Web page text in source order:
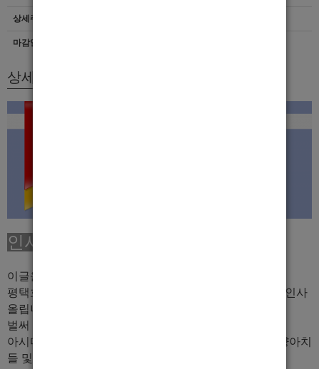
상세주소
마감일자
상세모집내용
인사말
이글을 누르신 분들 반갑습니다!!
평택호빠 인스타의 큰실장 및 사장 이호준(까꿍이) 라고 인사
올립니다.
벌써
아시다 시피 아니신 분들도 계시겠지만 이바닥이 너무 양아치
들 및 거짓부렁쟁이들의